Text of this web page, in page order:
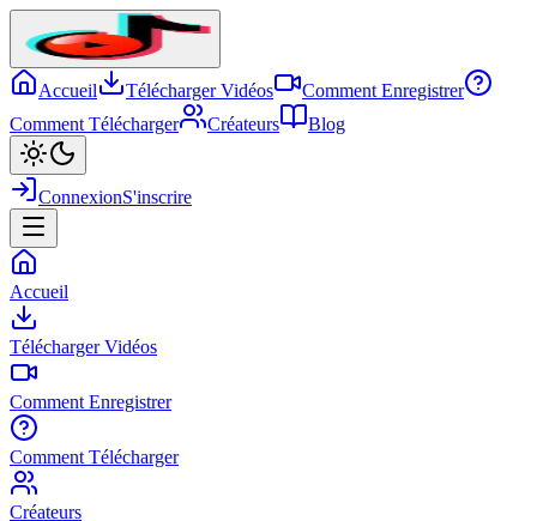
Accueil Télécharger Vidéos
Comment Enregistrer
Comment Télécharger
Créateurs Blog
ConnexionS'inscrire
Accueil
Télécharger Vidéos
Comment Enregistrer
Comment Télécharger
Créateurs